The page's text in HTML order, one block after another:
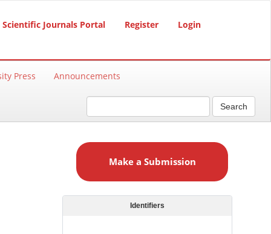
Scientific Journals Portal Register Login
Press Announcements
Search
a
Make a Submission
Identifiers